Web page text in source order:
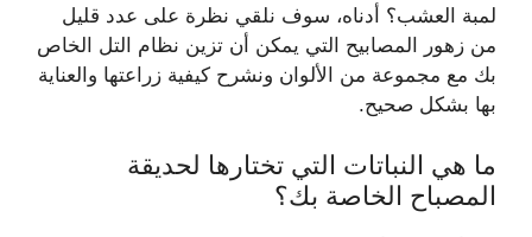
لمبة العشب؟ أدناه، سوف نلقي نظرة على عدد قليل
من زهور المصابيح التي يمكن أن تزين نظام التل الخاص
بك مع مجموعة من الألوان ونشرح كيفية زراعتها والعناية
بها بشكل صحيح.
ما هي النباتات التي تختارها لحديقة
المصباح الخاصة بك؟